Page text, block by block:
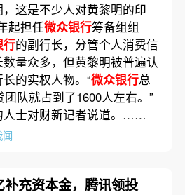
这是不少人对黄黎明的印
起担任微众银行筹备组组
行的副行长，分管个人消费信
量众多，但黄黎明被普遍认
的实权人物。“微众银行总
队就占到了1600人左右。”
人士对财新记者说道。……
充资本金，腾讯领投